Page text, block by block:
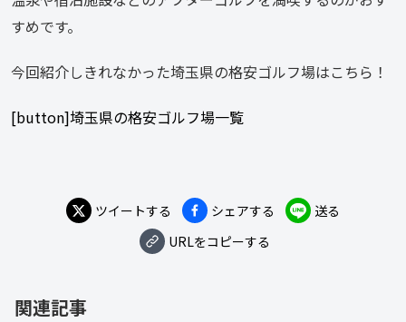
すめです。
今回紹介しきれなかった埼玉県の格安ゴルフ場はこちら！
[button]埼玉県の格安ゴルフ場一覧
ツイートする シェアする
送る
URLをコピーする
関連記事